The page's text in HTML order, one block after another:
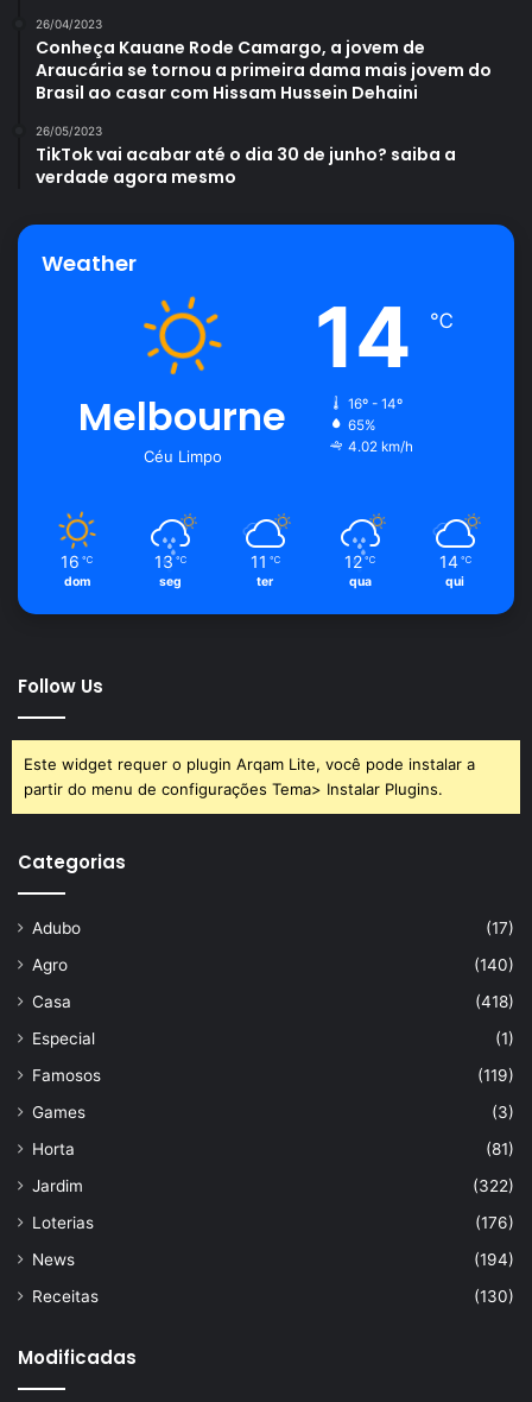
26/04/2023
Conheça Kauane Rode Camargo, a jovem de
Araucária se tornou a primeira dama mais jovem do
Brasil ao casar com Hissam Hussein Dehaini
26/05/2023
TikTok vai acabar até o dia 30 de junho? saiba a
verdade agora mesmo
Weather
Melbourne
Céu Limpo
14 ℃
16º - 14º
65%
4.02 km/h
16 ℃
dom
13 ℃
seg
11 ℃
ter
12 ℃
qua
14 ℃
qui
Follow Us
Este widget requer o plugin Arqam Lite, você pode instalar a
partir do menu de configurações Tema> Instalar Plugins.
Categorias
Adubo
(17)
Agro
(140)
Casa
(418)
Especial
(1)
Famosos
(119)
Games
(3)
Horta
(81)
Jardim
(322)
Loterias
(176)
News
(194)
Receitas
(130)
Modificadas